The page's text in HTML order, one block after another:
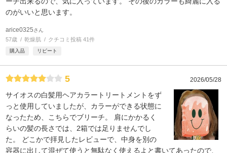
のがいいと思います。
arice0325さん
57歳 乾燥肌 クチコミ投稿 41件
購入品 リピート
5 2026/05/28
サイオスの白髪用ヘアカラートリートメントをず
っと使用していましたが、カラーができる状態に
なったため、こちらでブリーチ。 肩にかかるく
らいの髪の長さでは、2箱では足りませんでし
た。 どこかで拝見したレビューで、中身を別の
容器に出して混ぜて使うと無駄なく使えるよと書いてあったので、